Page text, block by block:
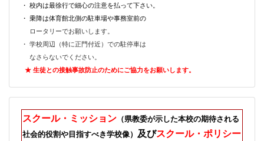
・ 校内は最徐行で細心の注意を払って下さい。
・ 乗降は体育館北側の駐車場や事務室前の
ロータリーでお願いします。
・ 学校周辺（特に正門付近）での駐停車は
なさらないでください。
★ 生徒との接触事故防止のためにご協力をお願いします。
スクール・ミッション （県教委が示した本校の期待される
社会的役割や目指すべき学校像） 及びスクール・ポリシー